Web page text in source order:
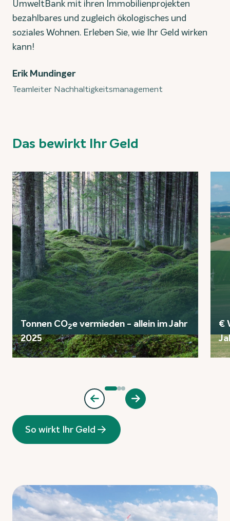
UmweltBank mit ihren Immobilienprojekten
bezahlbares und zugleich ökologisches und
soziales Wohnen. Erleben Sie, wie Ihr Geld wirken
kann!
Erik Mundinger
Teamleiter Nachhaltigkeitsmanagement
Das bewirkt Ihr Geld
Tonnen CO2e vermieden - allein im Jahr
2025
€
So wirkt Ihr Geld